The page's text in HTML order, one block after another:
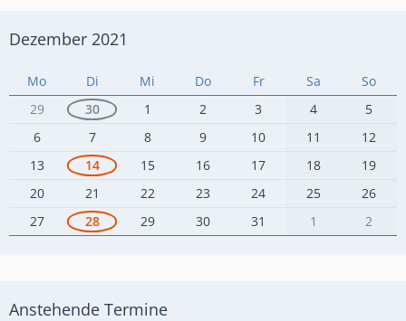
Dezember 2021
Mo Di Mi Do Fr Sa
So
29
30 1 2 3 4
5
6
7 8 9 10 11
12
13
14 15 16 17 18
19
20
21 22 23 24 25
26
27
28 29 30 31 1 2
Anstehende Termine